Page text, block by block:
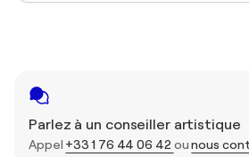
Parlez à un conseiller artistique
Appel +33 1 76 44 06 42ounous